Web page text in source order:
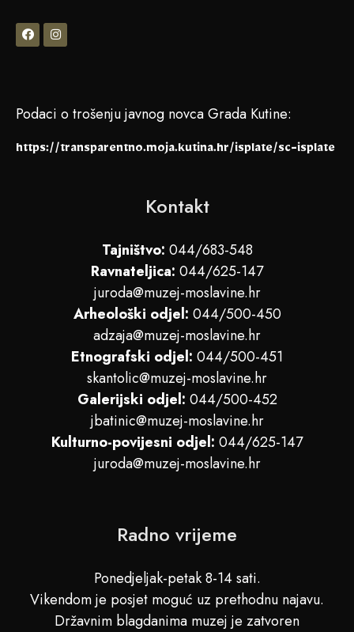
Podaci o trošenju javnog novca Grada Kutine:
https://transparentno.moja.kutina.hr/isplate/sc-isplate
Kontakt
Tajništvo: 044/683-548
Ravnateljica: 044/625-147
juroda@muzej-moslavine.hr
Arheološki odjel: 044/500-450
adzaja@muzej-moslavine.hr
Etnografski odjel: 044/500-451
skantolic@muzej-moslavine.hr
Galerijski odjel: 044/500-452
jbatinic@muzej-moslavine.hr
Kulturno-povijesni odjel: 044/625-147
juroda@muzej-moslavine.hr
Radno vrijeme
Ponedjeljak-petak 8-14 sati.
Vikendom je posjet moguć uz prethodnu najavu.
Državnim blagdanima muzej je zatvoren